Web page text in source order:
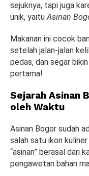
sejuknya, tapi juga
unik, yaituAsinan
Makanan ini cocok
setelah jalan-jalan
pedas, dan segar
pertama!
Sejarah Asinan
oleh Waktu
Asinan Bogor sudah
salah satu ikon
“asinan” berasal dari
pengawetan bahan